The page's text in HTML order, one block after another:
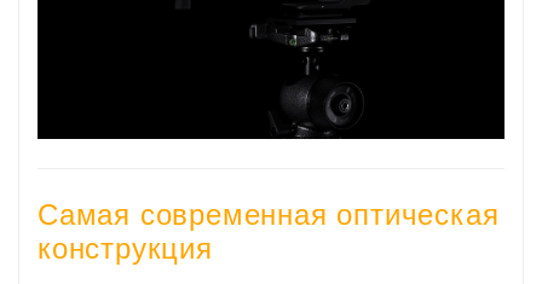
Самая современная оптическая
конструкция